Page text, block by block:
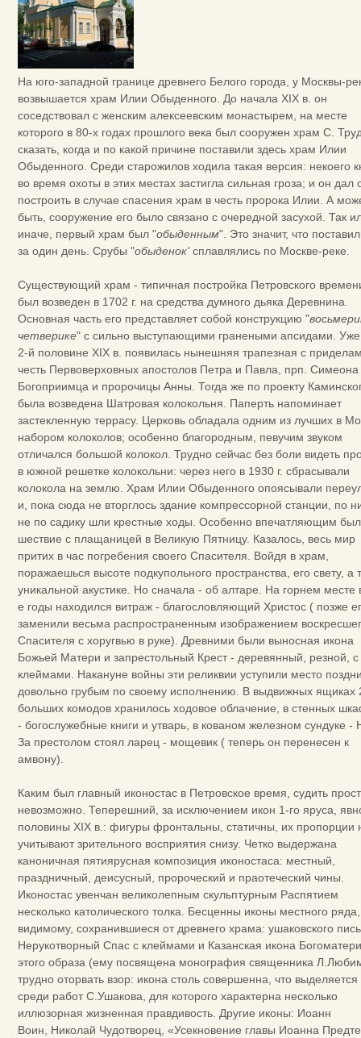
На юго-западной границе древнего Белого города, у Москвы-
возвышается храм Илии Обыденного. До начала XIX в. он
соседствовал с женским алексеевским монастырем, на месте
которого в 80-х годах прошлого века был сооружен храм С.
сказать, когда и по какой причине поставили здесь храм Илии
Обыденного. Среди старожилов ходила такая версия: некоего
во время охоты в этих местах застигла сильная гроза; и он дал
построить в случае спасения храм в честь пророка Илии. А
быть, сооружение его было связано с очередной засухой. Так
иначе, первый храм был "обыденным". Это значит, что
за один день. Срубы "обыденок' сплавлялись по Москве-реке.
Существующий храм - типичная постройка Петровского
был возведен в 1702 г. на средства думного дьяка Деревнина.
Основная часть его представляет собой конструкцию "
четверике" с сильно выступающими гранеными апсидами.
2-й половине XIX в. появилась нынешняя трапезная с
честь Первоверховных апостолов Петра и Павла, прп. Симеона
Богоприимца и пророчицы Анны. Тогда же по проекту
была возведена Шатровая колокольня. Паперть напоминает
застекленную террасу. Церковь обладала одним из лучших в
набором колоколов; особенно благородным, певучим звуком
отличался большой колокол. Трудно сейчас без боли видеть
в южной решетке колокольни: через него в 1930 г. сбрасывали
колокола на землю. Храм Илии Обыденного опоясывали
и, пока сюда не вторглось здание компрессорной станции, по
не по садику шли крестные ходы. Особенно впечатляющим
шествие с плащаницей в Великую Пятницу. Казалось, весь мир
притих в час погребения своего Спасителя. Войдя в храм,
поражаешься высоте подкупольного пространства, его свету, а
уникальной акустике. Но сначала - об алтаре. На горнем месте
е годы находился витраж - благословляющий Христос ( позже
заменили весьма распространенным изображением
Спасителя с хоругвью в руке). Древними были выносная икона
Божьей Матери и запрестольный Крест - деревянный, резной,
клеймами. Накануне войны эти реликвии уступили место
довольно грубым по своему исполнению. В выдвижных ящиках
больших комодов хранилось ходовое облачение, в стенных
- богослужебные книги и утварь, в кованом железном сундуке -
За престолом стоял ларец - мощевик ( теперь он перенесен к
амвону).
Каким был главный иконостас в Петровское время, судить
невозможно. Теперешний, за исключением икон 1-го яруса,
половины XIX в.: фигуры фронтальны, статичны, их пропорции
учитывают зрительного восприятия снизу. Четко выдержана
каноничная пятиярусная композиция иконостаса: местный,
праздничный, деисусный, пророческий и праотеческий чины.
Иконостас увенчан великолепным скульптурным Распятием
несколько католического толка. Бесценны иконы местного
видимому, сохранившиеся от древнего храма: ушаковского
Нерукотворный Спас с клеймами и Казанская икона
этого образа (ему посвящена монография священника
трудно оторвать взор: икона столь совершенна, что выделяется
среди работ С.Ушакова, для которого характерна несколько
иллюзорная жизненная правдивость. Другие иконы: Иоанн
Воин, Николай Чудотворец, «Усекновение главы Иоанна